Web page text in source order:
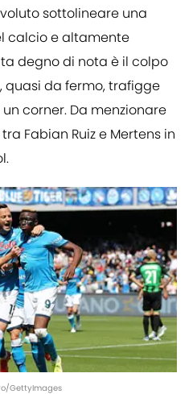
sottolineare una
calcio e altamente
degno di nota è il colpo
quasi da fermo, trafigge
corner. Da menzionare
Fabian Ruiz e Mertens in
GettyImages